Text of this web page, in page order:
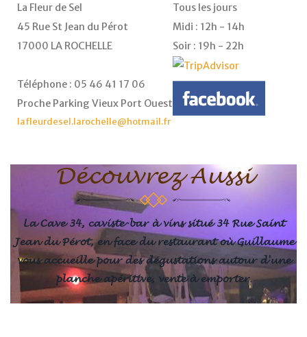
La Fleur de Sel
45 Rue St Jean du Pérot
17000 LA ROCHELLE
Téléphone : 05 46 41 17 06
Proche Parking Vieux Port Ouest
lafleurdesel.larochelle@hotmail.fr
Tous les jours
Midi : 12h - 14h
Soir : 19h - 22h
Découvrez Aussi
La Cave 34, caviste-bar à vins situé 34 Rue Saint
Jean du Pérot, en face du restaurant où Guillaume
vous accueille pour des dégustations autour d'une
planche apéritive, vente à emporter.